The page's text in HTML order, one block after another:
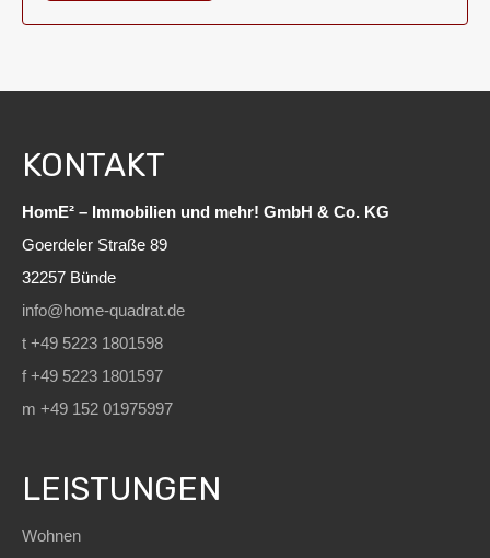
KONTAKT
HomE² – Immobilien und mehr! GmbH & Co. KG
Goerdeler Straße 89
32257 Bünde
info@home-quadrat.de
t +49 5223 1801598
f +49 5223 1801597
m +49 152 01975997
LEISTUNGEN
Wohnen